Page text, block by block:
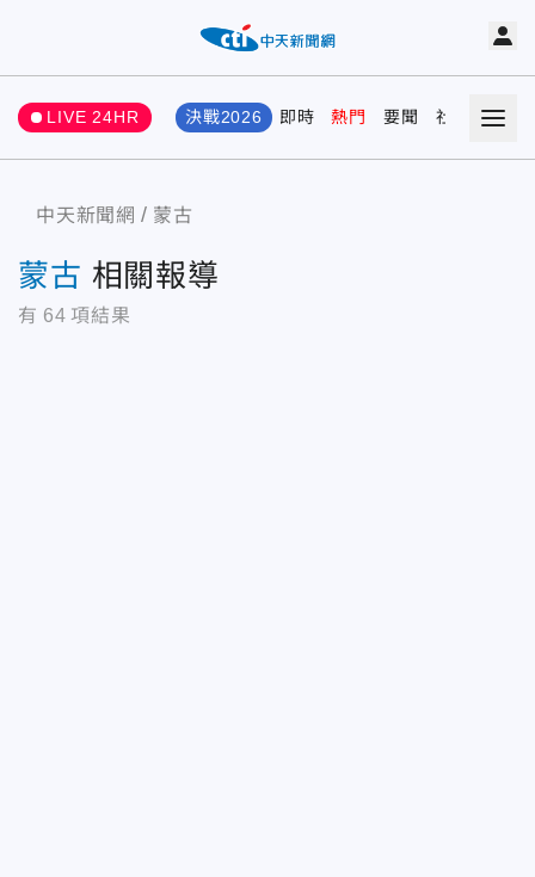
LIVE 24HR 決戰2026 即時 熱門 要聞 社會 娛樂
中天新聞網 蒙古
蒙古 相關報導
有 64 項結果